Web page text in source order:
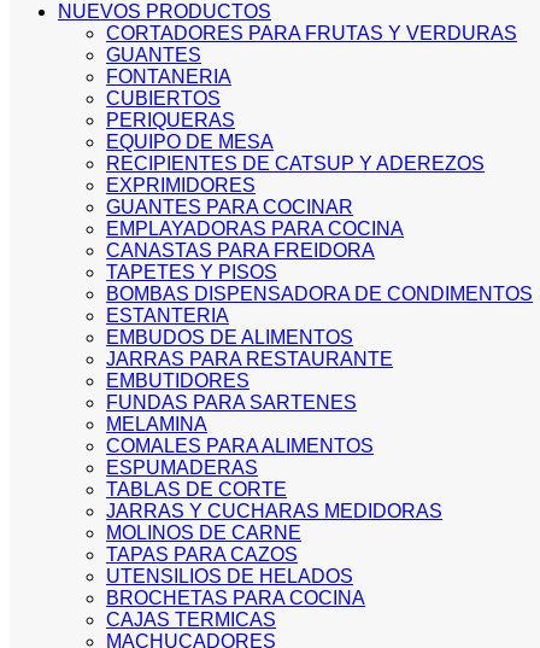
NUEVOS PRODUCTOS
CORTADORES PARA FRUTAS Y VERDURAS
GUANTES
FONTANERIA
CUBIERTOS
PERIQUERAS
EQUIPO DE MESA
RECIPIENTES DE CATSUP Y ADEREZOS
EXPRIMIDORES
GUANTES PARA COCINAR
EMPLAYADORAS PARA COCINA
CANASTAS PARA FREIDORA
TAPETES Y PISOS
BOMBAS DISPENSADORA DE CONDIMENTOS
ESTANTERIA
EMBUDOS DE ALIMENTOS
JARRAS PARA RESTAURANTE
EMBUTIDORES
FUNDAS PARA SARTENES
MELAMINA
COMALES PARA ALIMENTOS
ESPUMADERAS
TABLAS DE CORTE
JARRAS Y CUCHARAS MEDIDORAS
MOLINOS DE CARNE
TAPAS PARA CAZOS
UTENSILIOS DE HELADOS
BROCHETAS PARA COCINA
CAJAS TERMICAS
MACHUCADORES